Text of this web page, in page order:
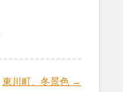
東川町、冬景色 →